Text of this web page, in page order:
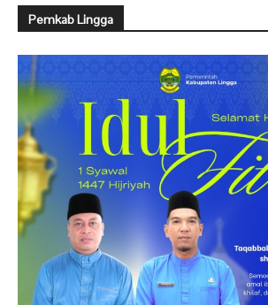
Pemkab Lingga